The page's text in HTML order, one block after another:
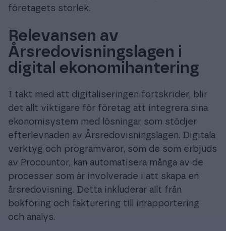
företagets storlek.
Relevansen av
Årsredovisningslagen i
digital ekonomihantering
I takt med att digitaliseringen fortskrider, blir
det allt viktigare för företag att integrera sina
ekonomisystem med lösningar som stödjer
efterlevnaden av Årsredovisningslagen. Digitala
verktyg och programvaror, som de som erbjuds
av Procountor, kan automatisera många av de
processer som är involverade i att skapa en
årsredovisning. Detta inkluderar allt från
bokföring och fakturering till inrapportering
och analys.